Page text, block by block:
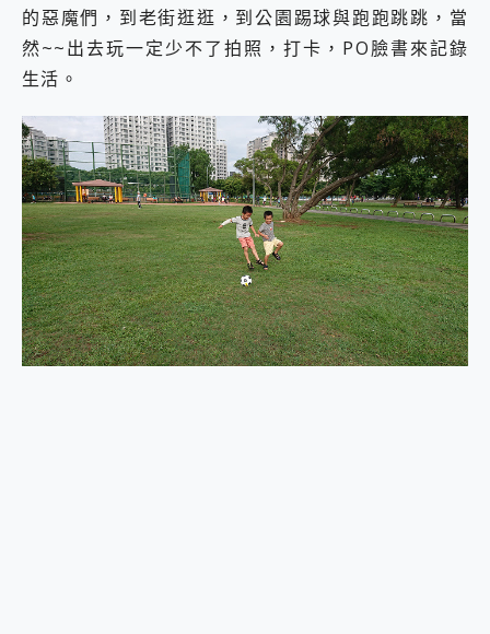
您的專屬AI 助手 Yoga Slim 7 Aura Edition 觸控AI筆電 開箱 評測
realme 14 Pro 超硬軍規、冰感變色實測，realme 14 5G 遊戲戰鬥值爆表，效能x娛樂全都要！
iPhone、Apple Watch、AirPods耳機 三個設備充電一起搞定 ONPRO MagReact™ M3 3 in 1可攜摺疊無線充電器 開箱 評測
給 MSI Claw 系列電競掌機 最完美的家 MSI Nest Docking Station 掌機專屬擴充底座 開箱 評測
B&O 精品級音響! Home+ 中嘉寬頻 SoundBox 劇院串流盒 開箱 評測
2億 APO蔡司長焦神機降臨~ vivo X200 Pro、vivo X200 就是這麼好拍
EaseUS Vocal Remover 免費線上去聲器一鍵去除人聲 人聲 音樂分離 2024 消除人聲推薦
3 個超值 MHN 飛人工具分享~~ iToolab AnyGo 魔物獵人 Now飛人 ios教學 不出門也可以到處走
Locawhere AnyTo 寶可夢飛人 AnyTo 不出門也可以飛遍全世界
小體積 40000mAh 超大容量 一次充5個設備 充好充滿 CUKTECH 酷態科 300W 微型充電站 開箱 評測
97.3% 恢復率，資料救援就是這麼簡單 EaseUS Data Recovery Wizard Free 18.0.0 業界最好的資料救援軟體
磁碟系統大風吹 有了 磁碟管理程式 EaseUS Partition Master 就是這麼簡單
全新 SONY Xperia 1 VI 開箱! 相機實測! 長焦覆蓋更遠更清晰、2日長續航、頂尖影音娛樂效能~
的惡魔們，到老街逛逛，到公園踢球與跑跑跳跳，當
然~~出去玩一定少不了拍照，打卡，PO臉書來記錄
生活。